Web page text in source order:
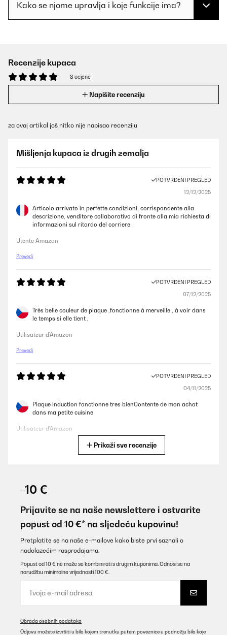
Kako se njome upravlja i koje funkcije ima?
Recenzije kupaca
8 ocjene
Napišite recenziju
za ovaj artikal još nitko nije napisao recenziju
Mišljenja kupaca iz drugih zemalja
POTVRĐENI PREGLED
12/12/2025
Articolo arrivato in perfette condizioni, corrispondente alla
descrizione, venditore collaborativo di fronte alla mia richiesta di
informazioni sul ritardo del corriere
Utente Amazon
Prevedi
POTVRĐENI PREGLED
07/12/2025
Très belle couleur de plaque ,fonctionne à merveille , à voir dans
le temps si elle tient ,
Utilisateur d'Amazon
Prevedi
POTVRĐENI PREGLED
04/11/2025
Plaque induction fonctionne tres bienContente de mon achat
dans ma petite cuisine
Utilisateur d'Amazon
Amazon user
POTVRĐENI PREGLED
Misure esatte , bel materiale e bel colore. Per ora tutto ok
Prikaži sve recenzije
-10 €
Prijavite se na naše newslettere i ostvarite
popust od 10 €* na sljedeću kupovinu!
Pretplatite se na naše e-mailove kako biste prvi saznali o
nadolazećim rasprodajama.
Popust od 10 € ne može se kombinirati s drugim kuponima. Odnosi se na
narudžbu minimalne vrijednosti 100 €.
Obrada osobnih podataka
Odjavu možete izvršiti u bilo kojem trenutku putem poveznice u podnožju bilo koje